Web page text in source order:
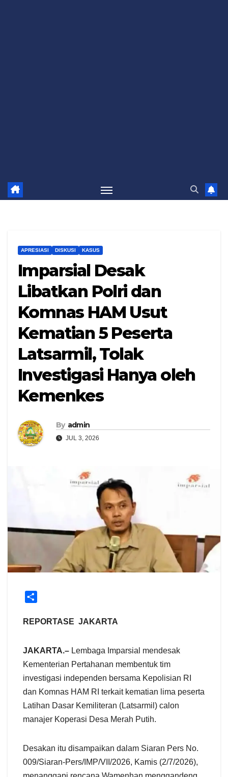
APRESIASI DISKUSI KASUS
Imparsial Desak
Libatkan Polri dan
Komnas HAM Usut
Kematian 5 Peserta
Latsarmil, Tolak
Investigasi Hanya oleh
Kemenkes
By admin
JUL 3, 2026
a
e
REPORTASE JAKARTA
JAKARTA.– Lembaga Imparsial mendesak
Kementerian Pertahanan membentuk tim
investigasi independen bersama Kepolisian RI
dan Komnas HAM RI terkait kematian lima peserta
Latihan Dasar Kemiliteran (Latsarmil) calon
manajer Koperasi Desa Merah Putih.
Desakan itu disampaikan dalam Siaran Pers No.
009/Siaran-Pers/IMP/VII/2026, Kamis (2/7/2026),